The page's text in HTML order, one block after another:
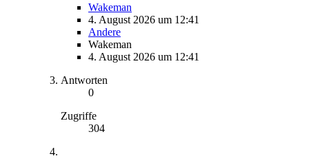
Wakeman
4. August 2026 um 12:41
Andere
Wakeman
4. August 2026 um 12:41
Antworten
0
Zugriffe
304